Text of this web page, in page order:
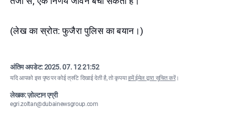
(लेख का स्रोत: फुजैरा पुलिस का बयान।)
अंतिम अपडेट:2025. 07. 12 21:52
यदि आपको इस पृष्ठ पर कोई त्रुटि दिखाई देती है, तो कृपयाहमें ईमेल द्वारा सूचित करें।
लेखक: ज़ोल्टान एग्री
egri.zoltan@dubainewsgroup.com